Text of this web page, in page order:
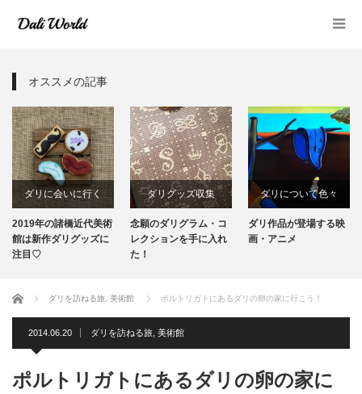
オススメの記事
ダリに会いに行く
ダリグッズ収集
2019年の諸橋近代美術
館は新作ダリグッズに
注目♡
ダリグッズ収集
念願のダリグラム・コ
レクションを手に入れ
た！
ダリについて色々
ダリの作品
ダリ作品が登場する映
画・アニメ
ホーム ダリを訪ねる旅 美術館 ポルトリガトにあるダリの卵の家に行こう！
2014.06.20 ダリを訪ねる旅 美術館
ポルトリガトにあるダリの卵の家に